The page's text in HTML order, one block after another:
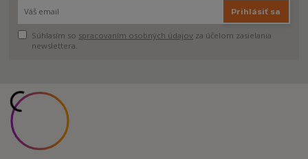
Prihlásiť sa
Súhlasím so spracovaním osobných údajov za účelom zasielania
newslettera.